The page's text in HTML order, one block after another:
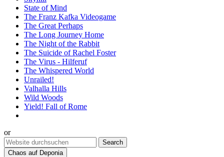
State of Mind
The Franz Kafka Videogame
The Great Perhaps
The Long Journey Home
The Night of the Rabbit
The Suicide of Rachel Foster
The Virus - Hilferuf
The Whispered World
Unrailed!
Valhalla Hills
Wild Woods
Yield! Fall of Rome
or
Chaos auf Deponia